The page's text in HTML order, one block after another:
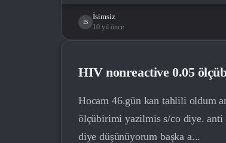
İS
İsimsiz
10 yıl önce
HIV nonreactive 0.05
Hocam 46.gün kan tahlili oldum
ölçübirimi yazilmis s/co diye.
diye düşünüyorum başka a...